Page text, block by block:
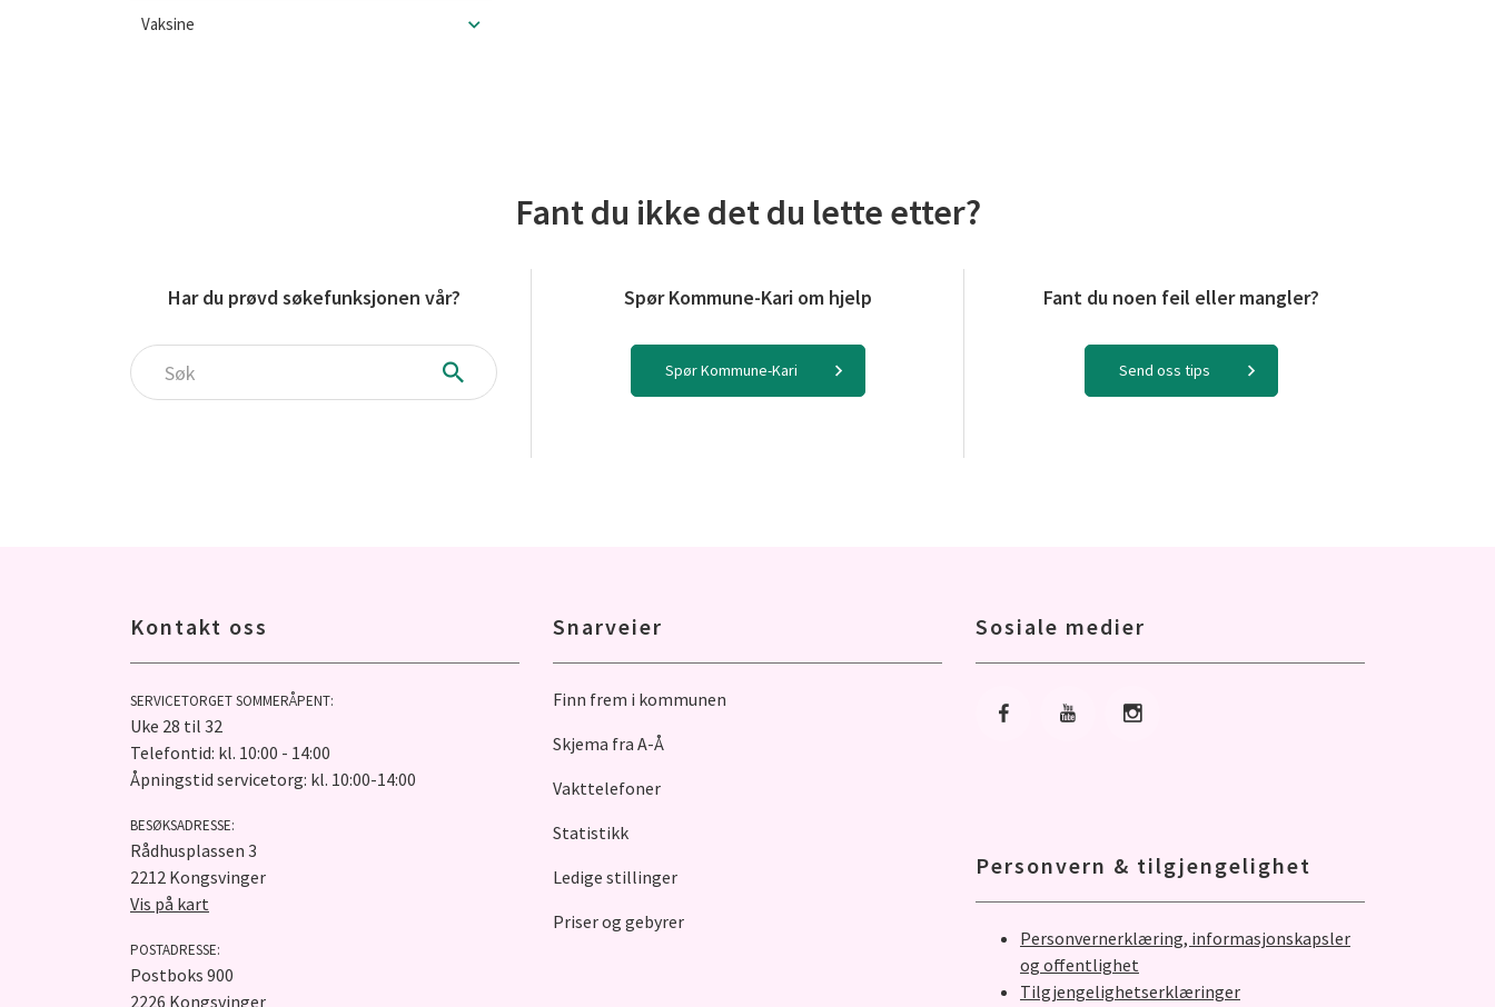
Vaksine
Fant du ikke det du lette etter?
Har du prøvd søkefunksjonen vår?
Søk
Spør Kommune-Kari om hjelp
Spør Kommune-Kari
Fant du noen feil eller mangler?
Send oss tips
Kontakt oss
SERVICETORGET SOMMERÅPENT:
Uke 28 til 32
Telefontid: kl. 10:00 - 14:00
Åpningstid servicetorg: kl. 10:00-14:00
BESØKSADRESSE:
Rådhusplassen 3
2212 Kongsvinger
Vis på kart
POSTADRESSE:
Postboks 900
2226 Kongsvinger
Snarveier
Finn frem i kommunen
Skjema fra A-Å
Vakttelefoner
Statistikk
Ledige stillinger
Priser og gebyrer
Sosiale medier
Gå til Facebook
Gå til YoutubeGå til Instagram
Personvern & tilgjengelighet
Personvernerklæring, informasjonskapsler
og offentlighet
Tilgjengelighetserklæringer